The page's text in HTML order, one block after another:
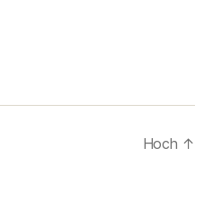
Hoch ↑